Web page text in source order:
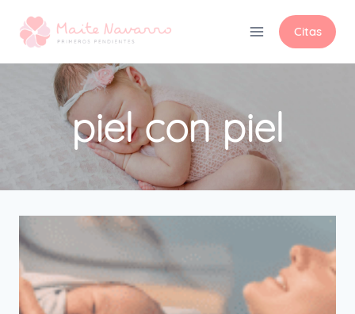
Citas
piel con piel